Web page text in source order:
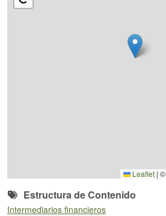
Leaflet | ©
Estructura de Contenido
Intermediarios financieros